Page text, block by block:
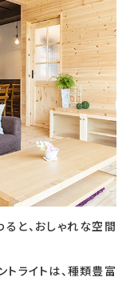
ると、おしゃれな空間
ライトは、種類豊富